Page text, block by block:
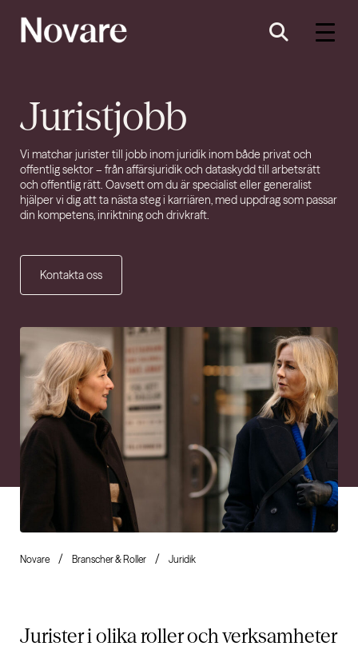
Juristjobb
Vi matchar jurister till jobb inom juridik inom både privat och
offentlig sektor– från affärsjuridik och dataskydd till arbetsrätt
och offentlig rätt. Oavsett om du är specialist eller generalist
hjälper vi dig att ta nästa steg i karriären, med uppdrag som passar
din kompetens, inriktning och drivkraft.
Kontakta oss
Novare Branscher & Roller Juridik
Jurister i olika roller och verksamheter